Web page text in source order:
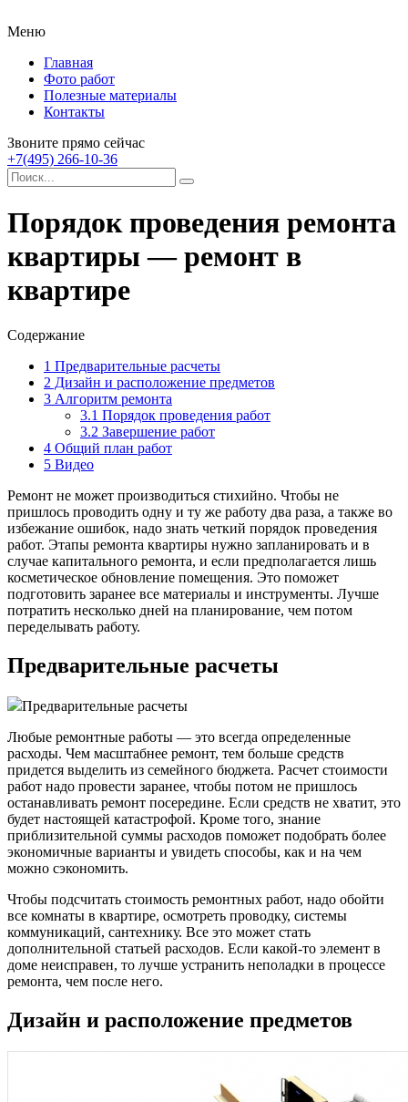
Меню
Главная
Фото работ
Полезные материалы
Контакты
Звоните прямо сейчас
+7(495) 266-10-36
Порядок проведения ремонта
квартиры — ремонт в
квартире
Содержание
1 Предварительные расчеты
2 Дизайн и расположение предметов
3 Алгоритм ремонта
3.1 Порядок проведения работ
3.2 Завершение работ
4 Общий план работ
5 Видео
Ремонт не может производиться стихийно. Чтобы не
пришлось проводить одну и ту же работу два раза, а также во
избежание ошибок, надо знать четкий порядок проведения
работ. Этапы ремонта квартиры нужно запланировать и в
случае капитального ремонта, и если предполагается лишь
косметическое обновление помещения. Это поможет
подготовить заранее все материалы и инструменты. Лучше
потратить несколько дней на планирование, чем потом
переделывать работу.
Предварительные расчеты
Предварительные расчеты
Любые ремонтные работы — это всегда определенные
расходы. Чем масштабнее ремонт, тем больше средств
придется выделить из семейного бюджета. Расчет стоимости
работ надо провести заранее, чтобы потом не пришлось
останавливать ремонт посередине. Если средств не хватит, это
будет настоящей катастрофой. Кроме того, знание
приблизительной суммы расходов поможет подобрать более
экономичные варианты и увидеть способы, как и на чем
можно сэкономить.
Чтобы подсчитать стоимость ремонтных работ, надо обойти
все комнаты в квартире, осмотреть проводку, системы
коммуникаций, сантехнику. Все это может стать
дополнительной статьей расходов. Если какой-то элемент в
доме неисправен, то лучше устранить неполадки в процессе
ремонта, чем после него.
Дизайн и расположение предметов